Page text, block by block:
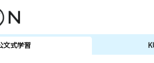
文式学習